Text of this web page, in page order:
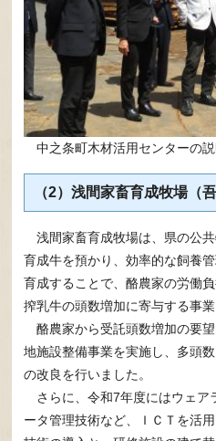
中之条町木材活用センターの説
（2）浅間家畜育成牧場（
浅間家畜育成牧場は、県の公
育成牛を預かり、効率的な飼養
育成することで、酪農家の労働
搾乳牛の頭数増加に寄与する事業
酪農家から受託頭数増加の要
地施設整備事業を実施し、多頭
の改良を行いました。
さらに、令和7年度にはウェア
ータ管理技術など、ＩＣＴを活